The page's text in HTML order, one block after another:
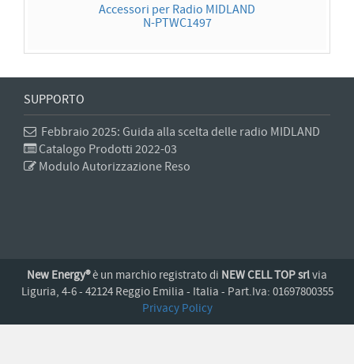
Accessori per Radio MIDLAND
N-PTWC1497
SUPPORTO
Febbraio 2025: Guida alla scelta delle radio MIDLAND
Catalogo Prodotti 2022-03
Modulo Autorizzazione Reso
New Energy®è un marchio registrato di NEW CELL TOP srlvia
Liguria, 4-6 - 42124 Reggio Emilia - Italia - Part.Iva: 01697800355
Privacy Policy